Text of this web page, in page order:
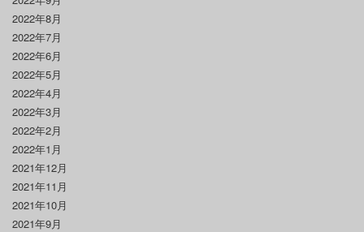
2022年8月
2022年7月
2022年6月
2022年5月
2022年4月
2022年3月
2022年2月
2022年1月
2021年12月
2021年11月
2021年10月
2021年9月